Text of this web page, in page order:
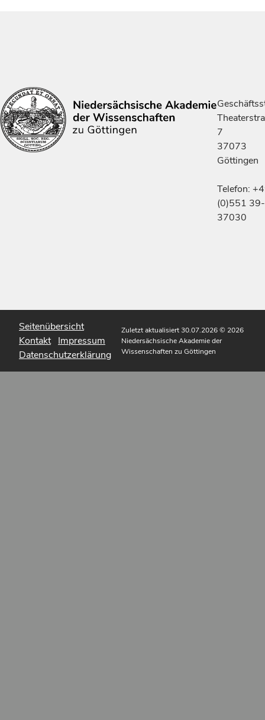
7
37073
Göttingen
Telefon:
(0)551 39-
37030
Seitenübersicht
Kontakt Impressum
Datenschutzerklärung
Zuletzt aktualisiert 30.07.2026© 2026
Niedersächsische Akademie der
Wissenschaften zu Göttingen